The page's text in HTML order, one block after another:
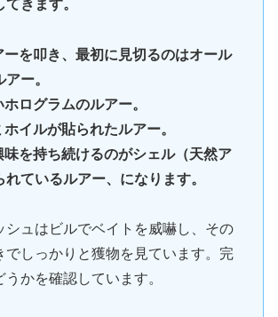
きます。
ーを叩き、最初に見切るのはオール
ー。
ログラムのルアー。
イルが貼られたルアー。
味を持ち続けるのがシェル（天然ア
れているルアー、になります。
シュはビルでベイトを威嚇し、その
でしっかりと獲物を見ています。完
かを確認しています。